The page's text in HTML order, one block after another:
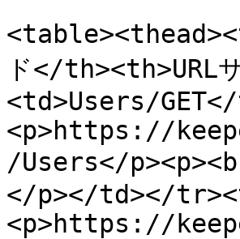
ド</
<td>Users/
<p>https://
/Users</
</p></td></
<p>https://